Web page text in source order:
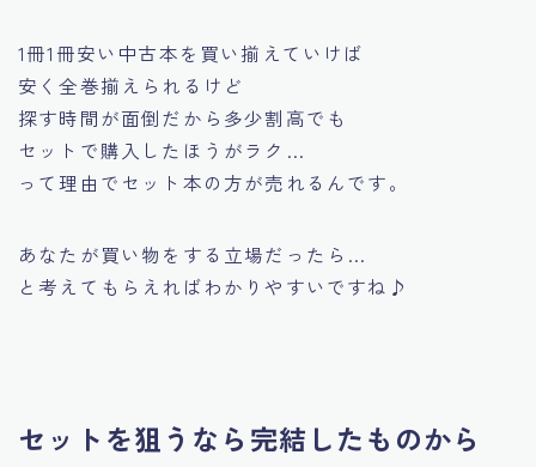
1冊1冊安い中古本を買い揃えていけば
安く全巻揃えられるけど
探す時間が面倒だから多少割高でも
セットで購入したほうがラク…
って理由でセット本の方が売れるんです。
あなたが買い物をする立場だったら…
と考えてもらえればわかりやすいですね♪
セットを狙うなら完結したものから